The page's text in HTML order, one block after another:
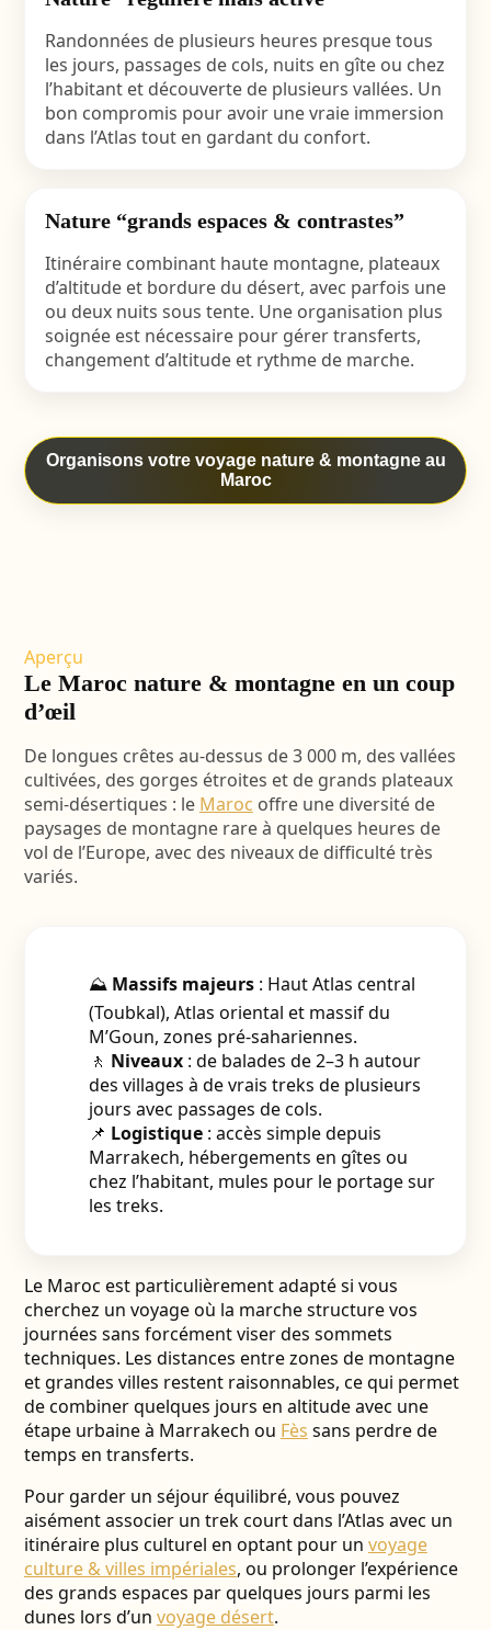
Randonnées de plusieurs heures presque tous
les jours, passages de cols, nuits en gîte ou chez
l’habitant et découverte de plusieurs vallées. Un
bon compromis pour avoir une vraie immersion
dans l’Atlas tout en gardant du confort.
Nature “grands espaces & contrastes”
Itinéraire combinant haute montagne, plateaux
d’altitude et bordure du désert, avec parfois une
ou deux nuits sous tente. Une organisation plus
soignée est nécessaire pour gérer transferts,
changement d’altitude et rythme de marche.
Organisons votre voyage nature & montagne au
Maroc
Aperçu
Le Maroc nature & montagne en un coup
d’œil
De longues crêtes au-dessus de 3 000 m, des vallées
cultivées, des gorges étroites et de grands plateaux
semi-désertiques : le Maroc offre une diversité de
paysages de montagne rare à quelques heures de
vol de l’Europe, avec des niveaux de difficulté très
variés.
⛰️ Massifs majeurs: Haut Atlas central
(Toubkal), Atlas oriental et massif du
M’Goun, zones pré-sahariennes.
🚶 Niveaux: de balades de 2–3 h autour
des villages à de vrais treks de plusieurs
jours avec passages de cols.
📌 Logistique: accès simple depuis
Marrakech, hébergements en gîtes ou
chez l’habitant, mules pour le portage sur
les treks.
Le Maroc est particulièrement adapté si vous
cherchez un voyage où la marche structure vos
journées sans forcément viser des sommets
techniques. Les distances entre zones de montagne
et grandes villes restent raisonnables, ce qui permet
de combiner quelques jours en altitude avec une
étape urbaine à Marrakech ou Fès sans perdre de
temps en transferts.
Pour garder un séjour équilibré, vous pouvez
aisément associer un trek court dans l’Atlas avec un
itinéraire plus culturel en optant pour un voyage
culture & villes impériales, ou prolonger l’expérience
des grands espaces par quelques jours parmi les
dunes lors d’un voyage désert.